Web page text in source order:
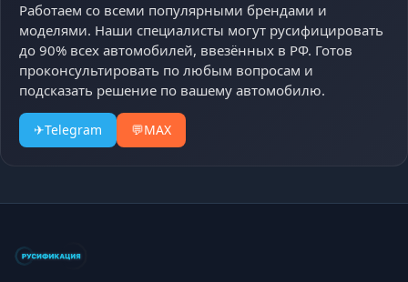
Работаем со всеми популярными брендами и
моделями. Наши специалисты могут русифицировать
до 90% всех автомобилей, ввезённых в РФ. Готов
проконсультировать по любым вопросам и
подсказать решение по вашему автомобилю.
✈Telegram 💬MAX